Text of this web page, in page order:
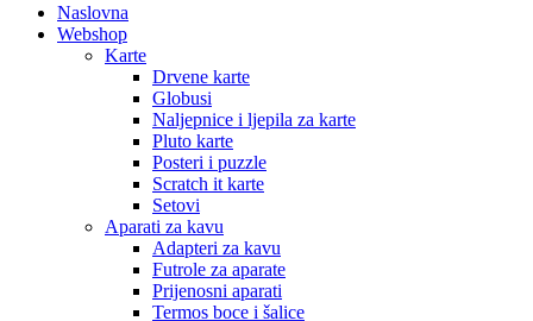
Naslovna
Webshop
Karte
Drvene karte
Globusi
Naljepnice i ljepila za karte
Pluto karte
Posteri i puzzle
Scratch it karte
Setovi
Aparati za kavu
Adapteri za kavu
Futrole za aparate
Prijenosni aparati
Termos boce i šalice